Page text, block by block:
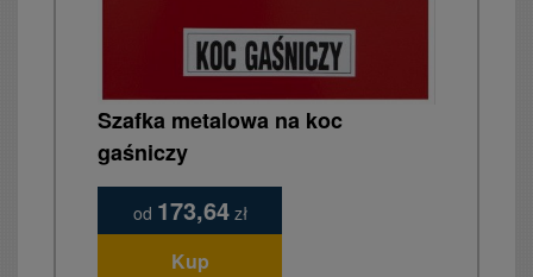
Szafka metalowa na koc
gaśniczy
od 173,64zł
Kup